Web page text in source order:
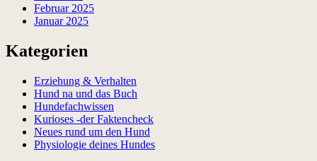
Februar 2025
Januar 2025
Kategorien
Erziehung & Verhalten
Hund na und das Buch
Hundefachwissen
Kurioses -der Faktencheck
Neues rund um den Hund
Physiologie deines Hundes